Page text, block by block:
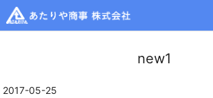
new1
2017-05-25